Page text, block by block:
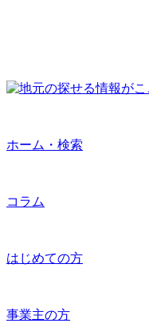
ホーム・検索
コラム
はじめての方
事業主の方